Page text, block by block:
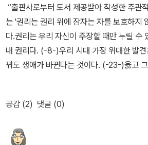
“출판사로부터 도서 제공받아 작성한 주관
는 '권리는 권리 위에 잠자는 자를 보호하지
다.권리는 우리 자신이 주장할 때만 누릴 수
내 권리다. (-8-)우리 시대 가장 위대한 발
꿔도 생애가 바뀐다는 것이다. (-23-)옳고
의 기준으로 자꾸 자신을 판단하고 남을 판
하고 괴로울 뿐이다. 우리가 선악을 판단하는
따라 다르다. (-32-)마음을 비우는 길은 침
는 것과 같다. 여기서 '침묵;'은 모든 일에 침
공감 (2) 댓글 (0)